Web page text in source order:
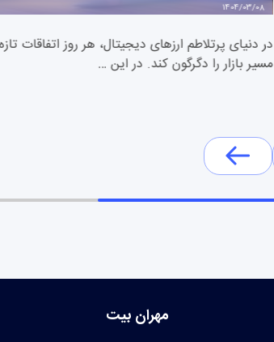
1404/03/08
در دنیای پرتلاطم ارزهای دیجیتال، هر روز اتفاقات
مسیر بازار را دگرگون کند. در این …
مهران بیت